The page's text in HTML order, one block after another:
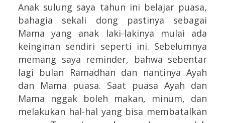
Anak sulung saya tahun ini belajar puasa,
bahagia sekali dong pastinya sebagai
Mama yang anak laki-lakinya mulai ada
keinginan sendiri seperti ini. Sebelumnya
memang saya reminder, bahwa sebentar
lagi bulan Ramadhan dan nantinya Ayah
dan Mama puasa. Saat puasa Ayah dan
Mama nggak boleh makan, minum, dan
melakukan hal-hal yang bisa membatalkan